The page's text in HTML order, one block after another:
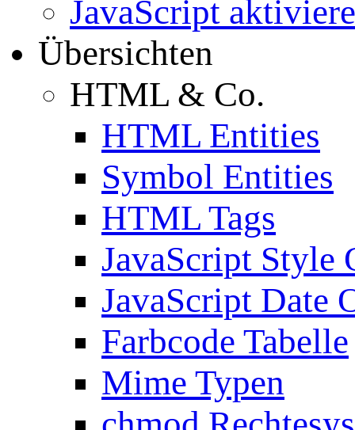
JavaScript
Übersichten
HTML & Co.
HTML Entities
Symbol Entities
HTML Tags
JavaScript Style
JavaScript Date
Farbcode Tabelle
Mime Typen